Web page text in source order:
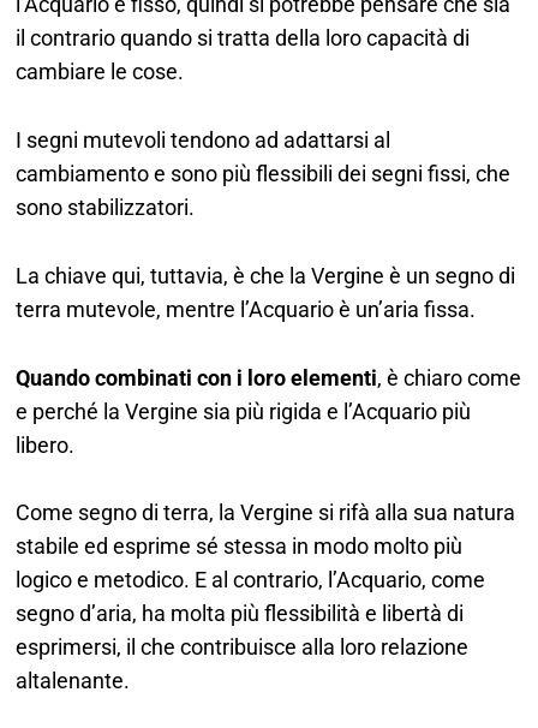
il contrario quando si tratta della loro capacità di
cambiare le cose.
I segni mutevoli tendono ad adattarsi al
cambiamento e sono più flessibili dei segni fissi, che
sono stabilizzatori.
La chiave qui, tuttavia, è che la Vergine è un segno di
terra mutevole, mentre l’Acquario è un’aria fissa.
Quando combinati con i loro elementi, è chiaro come
e perché la Vergine sia più rigida e l’Acquario più
libero.
Come segno di terra, la Vergine si rifà alla sua natura
stabile ed esprime sé stessa in modo molto più
logico e metodico. E al contrario, l’Acquario, come
segno d’aria, ha molta più flessibilità e libertà di
esprimersi, il che contribuisce alla loro relazione
altalenante.